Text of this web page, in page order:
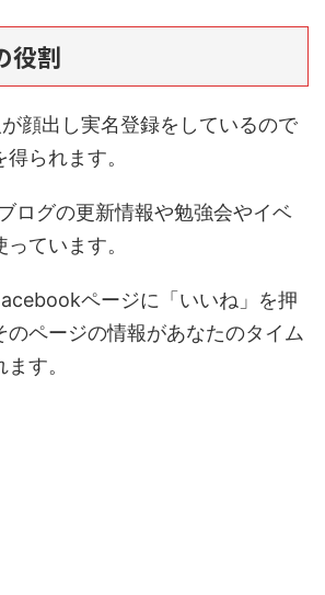
役割
顔出し実名登録をしているので
られます。
ログの更新情報や勉強会やイベ
ています。
ページに「いいね」を押
のページの情報があなたのタイム
す。